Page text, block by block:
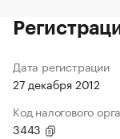
Дата регистрации
27 декабря 2012
Код налогового
3443